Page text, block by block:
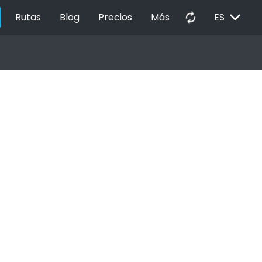
Rutas Blog Precios Más autorenew ES EXPAND_MORE